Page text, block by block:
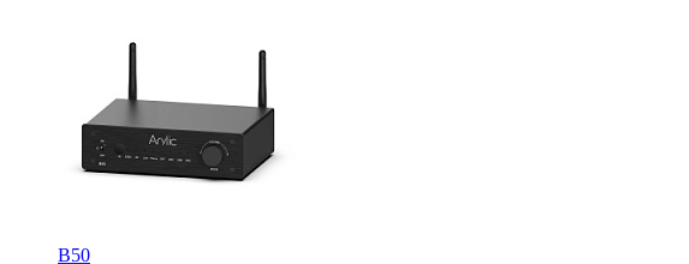
B50